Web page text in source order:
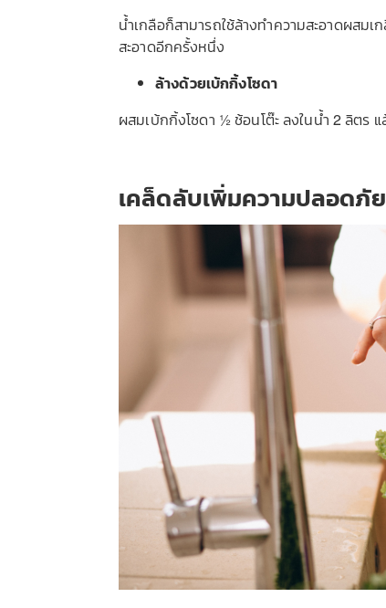
น้ำเกลือก็สามารถใช้ล้างทำความสะอาดผสม
สะอาดอีกครั้งหนึ่ง
ล้างด้วยเบ้กกิ้งโซดา
ผสมเบ้กกิ้งโซดา ½ ช้อนโต๊ะ ลงในน้ำ 2 ลิตร
เคล็ดลับเพิ่มความปลอดภัย